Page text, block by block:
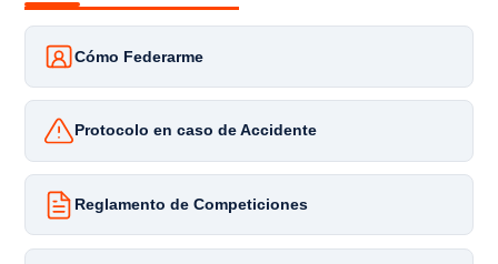
Cómo Federarme
Protocolo en caso de Accidente
Reglamento de Competiciones